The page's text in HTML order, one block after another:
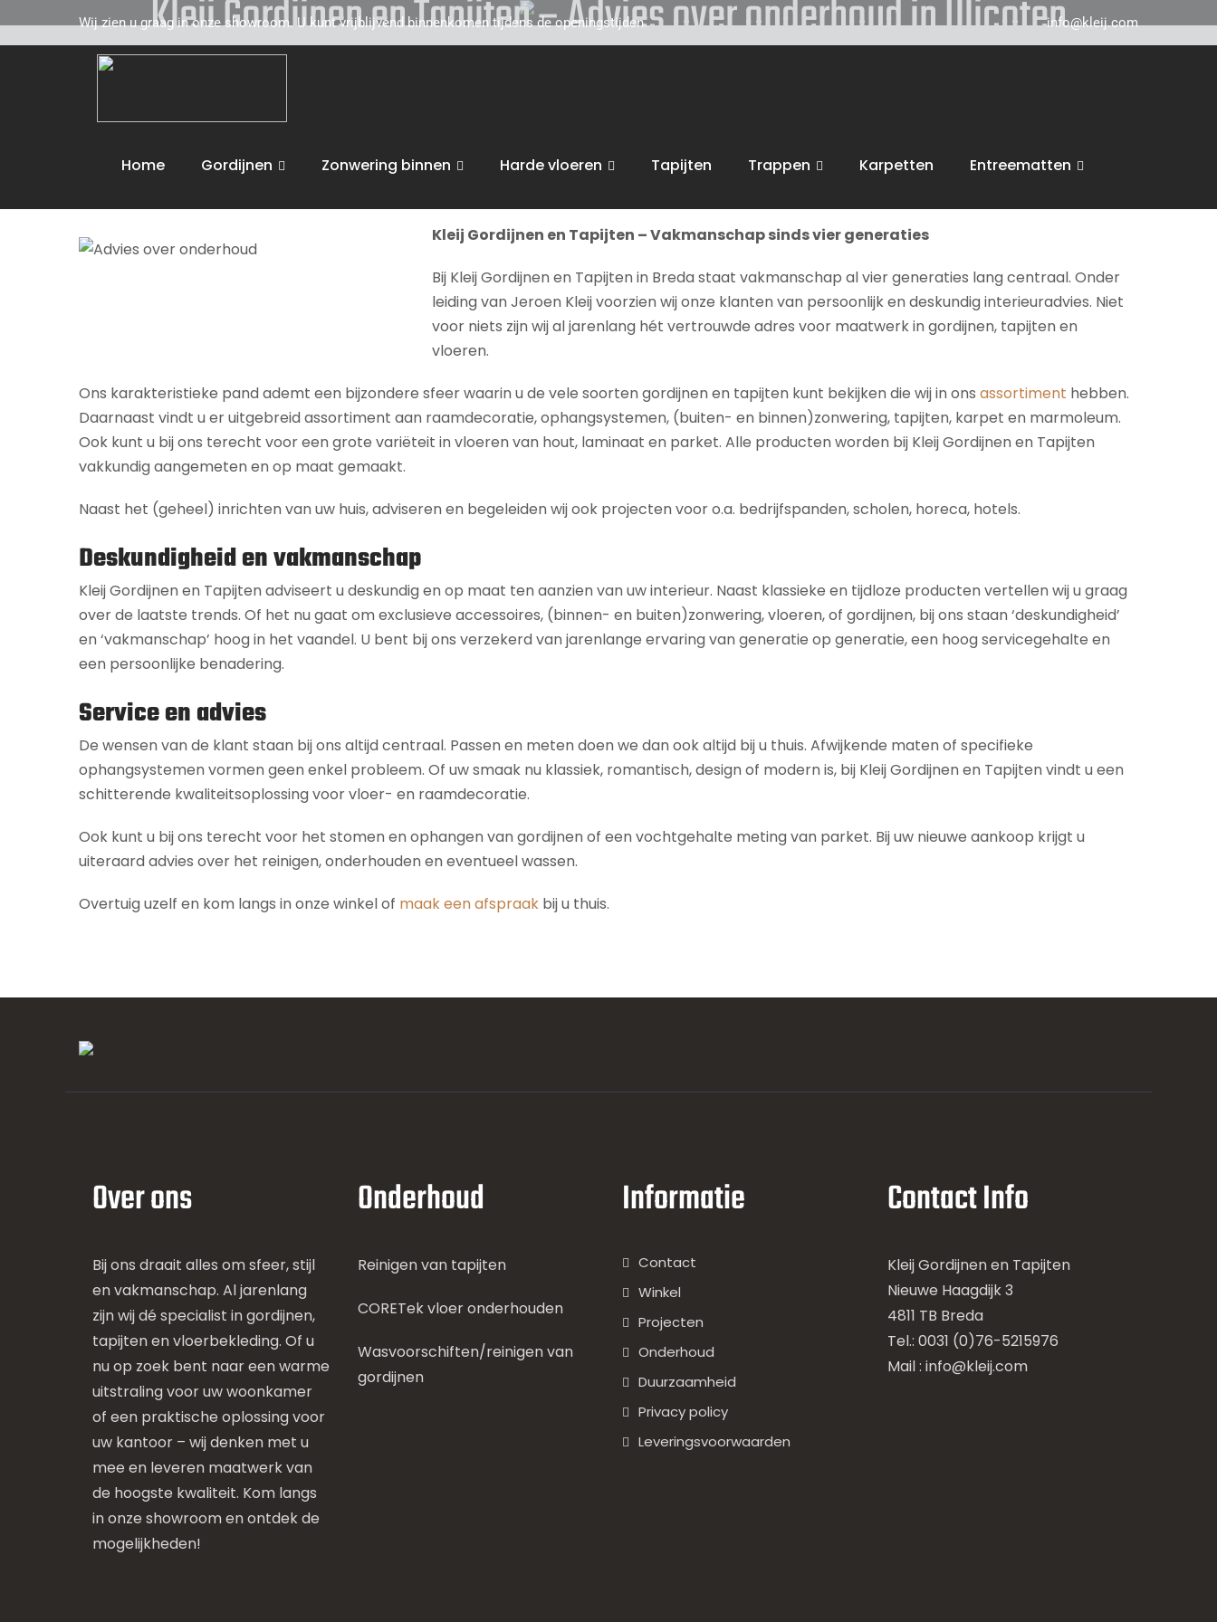
Wij zien u graag in onze showroom. U kunt vrijblijvend binnenkomen tijdens de openingstijden. info@kleij.com
Home Gordijnen Zonwering binnen Harde vloeren Tapijten Trappen Karpetten Entreematten
Kleij Gordijnen en Tapijten – Advies over onderhoud in Ulicoten
toe. Wij adviseren u vakkundig op het gebied van uw interieur, van raamdecoratie of tapijten, tot zonwering, trappen en vloeren. Wij voeren dan ook
Kleij Gordijnen en Tapijten – Vakmanschap sinds vier generaties
Bij Kleij Gordijnen en Tapijten in Breda staat vakmanschap al vier generaties lang centraal. Onder
leiding van Jeroen Kleij voorzien wij onze klanten van persoonlijk en deskundig interieuradvies. Niet
voor niets zijn wij al jarenlang hét vertrouwde adres voor maatwerk in gordijnen, tapijten en
vloeren.
Ons karakteristieke pand ademt een bijzondere sfeer waarin u de vele soorten gordijnen en tapijten kunt bekijken die wij in ons assortiment hebben.
Daarnaast vindt u er uitgebreid assortiment aan raamdecoratie, ophangsystemen, (buiten- en binnen)zonwering, tapijten, karpet en marmoleum.
Ook kunt u bij ons terecht voor een grote variëteit in vloeren van hout, laminaat en parket. Alle producten worden bij Kleij Gordijnen en Tapijten
vakkundig aangemeten en op maat gemaakt.
Naast het (geheel) inrichten van uw huis, adviseren en begeleiden wij ook projecten voor o.a. bedrijfspanden, scholen, horeca, hotels.
Deskundigheid en vakmanschap
Kleij Gordijnen en Tapijten adviseert u deskundig en op maat ten aanzien van uw interieur. Naast klassieke en tijdloze producten vertellen wij u graag
over de laatste trends. Of het nu gaat om exclusieve accessoires, (binnen- en buiten)zonwering, vloeren, of gordijnen, bij ons staan ‘deskundigheid’
en ‘vakmanschap’ hoog in het vaandel. U bent bij ons verzekerd van jarenlange ervaring van generatie op generatie, een hoog servicegehalte en
een persoonlijke benadering.
Service en advies
De wensen van de klant staan bij ons altijd centraal. Passen en meten doen we dan ook altijd bij u thuis. Afwijkende maten of specifieke
ophangsystemen vormen geen enkel probleem. Of uw smaak nu klassiek, romantisch, design of modern is, bij Kleij Gordijnen en Tapijten vindt u een
schitterende kwaliteitsoplossing voor vloer- en raamdecoratie.
Ook kunt u bij ons terecht voor het stomen en ophangen van gordijnen of een vochtgehalte meting van parket. Bij uw nieuwe aankoop krijgt u
uiteraard advies over het reinigen, onderhouden en eventueel wassen.
Overtuig uzelf en kom langs in onze winkel of maak een afspraak bij u thuis.
Over ons
Bij ons draait alles om sfeer, stijl
en vakmanschap. Al jarenlang
zijn wij dé specialist in gordijnen,
tapijten en vloerbekleding. Of u
nu op zoek bent naar een warme
uitstraling voor uw woonkamer
of een praktische oplossing voor
uw kantoor – wij denken met u
mee en leveren maatwerk van
de hoogste kwaliteit. Kom langs
in onze showroom en ontdek de
mogelijkheden!
Onderhoud
Reinigen van tapijten
CORETek vloer onderhouden
Wasvoorschiften/reinigen van
gordijnen
Informatie
Contact
Winkel
Projecten
Onderhoud
Duurzaamheid
Privacy policy
Leveringsvoorwaarden
Contact Info
Kleij Gordijnen en Tapijten
Nieuwe Haagdijk 3
4811 TB Breda
Tel.: 0031 (0)76-5215976
Mail : info@kleij.com